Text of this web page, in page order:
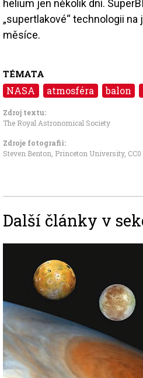
helium jen několik dní.
„supertlakové“ technologii
měsíce.
TÉMATA
NASA atmosféra balon
Zdroj textu:
The Royal Astronomical Society
Zdroje fotografii:
Steven Benton, Princeton University, CC0
Další články v